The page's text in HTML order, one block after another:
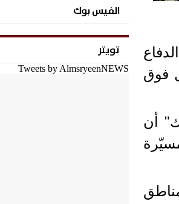
فوق
أن
ودمرت 326 طائرة مسيّرة
الفيس بوك
تويتر
Tweets by AlmsryeenNEWS